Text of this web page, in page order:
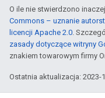
O ile nie stwierdzono
Commons – uznanie
licencji Apache 2.0 .
zasady dotyczące witryny
znakiem towarowym firmy
Ostatnia aktualizacja: 2023-